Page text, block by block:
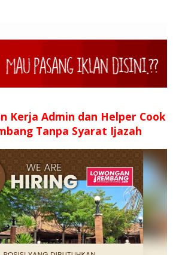
Kerja Admin dan Helper Cook
Tanpa Syarat Ijazah